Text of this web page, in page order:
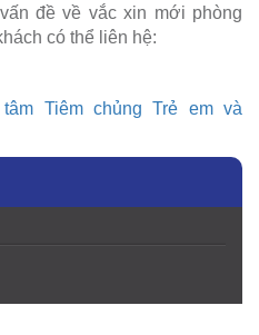
đề về vắc xin mới phòng
có thể liên hệ:
Tiêm chủng Trẻ em và